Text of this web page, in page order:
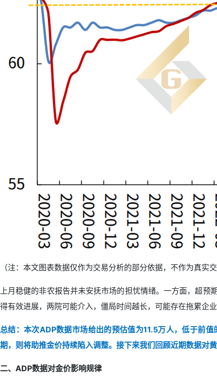
（注：本文图表数据仅作为交易分析的部分依据，不作为真实
上月稳健的非农报告并未安抚市场的担忧情绪。一方面，超预
得有效进展，两院可能介入，僵局时间越长，可能存在拖累企
总结：本次ADP数据市场给出的预估值为11.5万人，低于前
期，则将助推金价持续陷入调整。接下来我们回顾近期数据对
二、ADP数据对金价影响规律